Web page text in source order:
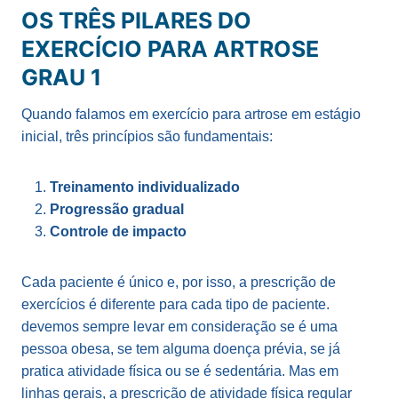
OS TRÊS PILARES DO
EXERCÍCIO PARA ARTROSE
GRAU 1
Quando falamos em exercício para artrose em estágio
inicial, três princípios são fundamentais:
Treinamento individualizado
Progressão gradual
Controle de impacto
Cada paciente é único e, por isso, a prescrição de
exercícios é diferente para cada tipo de paciente.
devemos sempre levar em consideração se é uma
pessoa obesa, se tem alguma doença prévia, se já
pratica atividade física ou se é sedentária. Mas em
linhas gerais, a prescrição de atividade física regular